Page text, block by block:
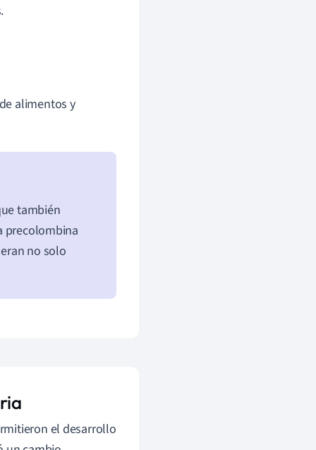
alimentos y
también
precolombina
no solo
el desarrollo